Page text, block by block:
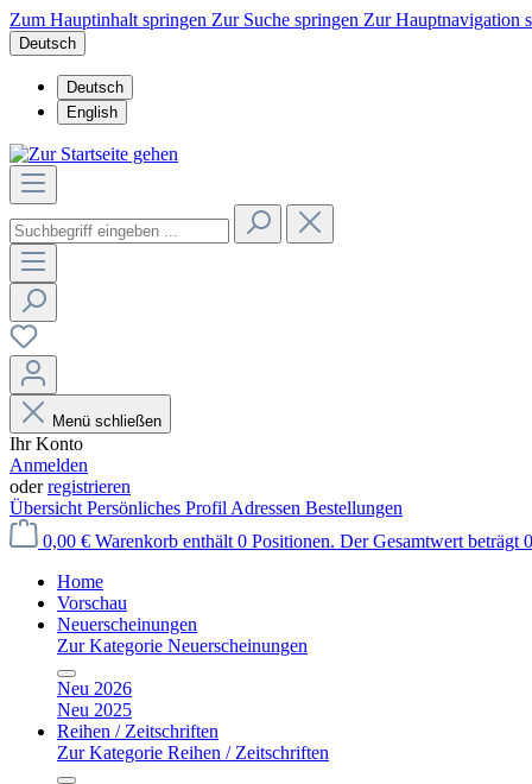
Zum Hauptinhalt springen Zur Suche springen Zur Hauptnavigation
Deutsch
Deutsch
English
Menü schließen
Ihr Konto
Anmelden
oderregistrieren
Übersicht Persönliches Profil Adressen Bestellungen
0,00 € Warenkorb enthält 0 Positionen. Der Gesamtwert beträgt
Home
Vorschau
Neuerscheinungen
Zur Kategorie Neuerscheinungen
Neu 2026
Neu 2025
Reihen / Zeitschriften
Zur Kategorie Reihen / Zeitschriften